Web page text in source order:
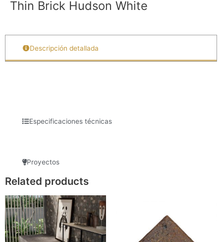
Thin Brick Hudson White
Descripción detallada
Especificaciones técnicas
Proyectos
Related products